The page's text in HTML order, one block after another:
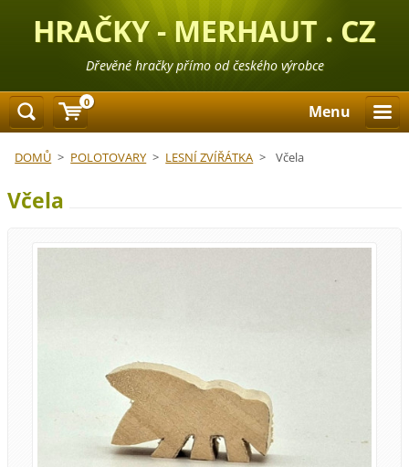
HRAČKY - MERHAUT . CZ
Dřevěné hračky přímo od českého výrobce
Menu
DOMŮ > POLOTOVARY > LESNÍ ZVÍŘÁTKA > Včela
Včela
0